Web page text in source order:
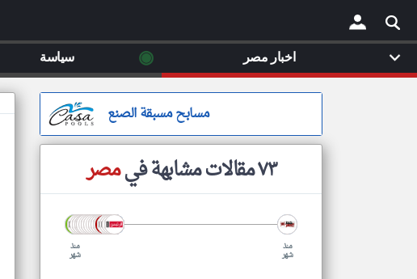
× مسابح مسبقة الصنع
٧٣ مقالات مشابهة في مصر
منذ
شهر
منذ
شهر
اخبار مصر ◉ سياسة